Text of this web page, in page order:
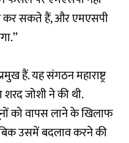
कर सकते हैं, और एमएसपी
हैं. यह संगठन महाराष्ट्र
जोशी ने की थी.
को वापस लाने के खिलाफ
उसमें बदलाव करने की